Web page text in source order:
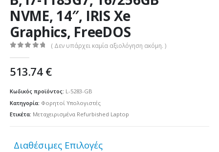
NVME, 14″, IRIS Xe
Graphics, FreeDOS
( Δεν υπάρχει καμία αξιολόγηση ακόμη. )
513.74€
Κωδικός προϊόντος: L-5283-GB
Κατηγορία: Φορητοί Υπολογιστές
Ετικέτα: Μεταχειρισμένα Refurbished Laptop
Διαθέσιμες Επιλογές